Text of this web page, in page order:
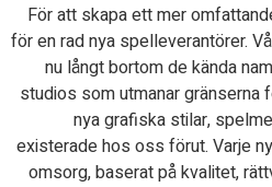
För att skapa ett mer
för en rad nya spelleverantörer.
nu långt bortom de kända
studios som utmanar gränserna
nya grafiska stilar,
existerade hos oss förut. Varje
omsorg, baserat på kvalitet,